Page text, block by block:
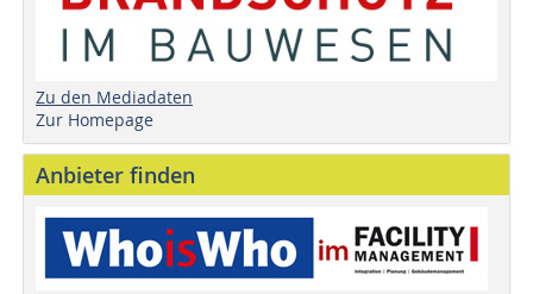
Zu den Mediadaten
Zur Homepage
Anbieter finden